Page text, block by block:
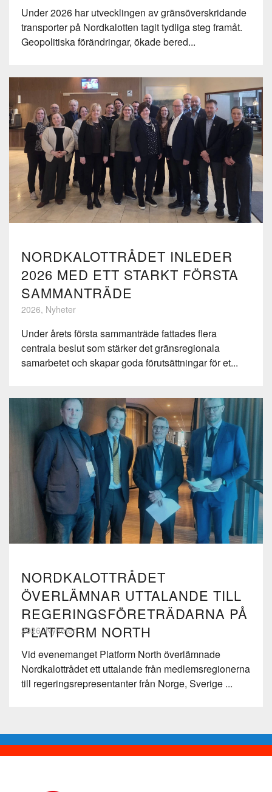
Under 2026 har utvecklingen av gränsöverskridande
transporter på Nordkalotten tagit tydliga steg framåt.
Geopolitiska förändringar, ökade bered...
NORDKALOTTRÅDET INLEDER
2026 MED ETT STARKT FÖRSTA
SAMMANTRÄDE
2026, Nyheter
Under årets första sammanträde fattades flera
centrala beslut som stärker det gränsregionala
samarbetet och skapar goda förutsättningar för et...
NORDKALOTTRÅDET
ÖVERLÄMNAR UTTALANDE TILL
REGERINGSFÖRETRÄDARNA PÅ
PLATFORM NORTH
2026, Nyheter
Vid evenemanget Platform North överlämnade
Nordkalottrådet ett uttalande från medlemsregionerna
till regeringsrepresentanter från Norge, Sverige ...